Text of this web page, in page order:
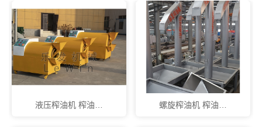
液压榨油机 榨油… 螺旋榨油机 榨油…